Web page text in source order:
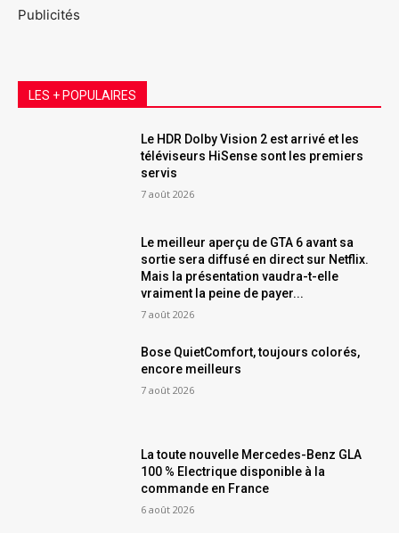
Publicités
LES + POPULAIRES
Le HDR Dolby Vision 2 est arrivé et les
téléviseurs HiSense sont les premiers
servis
7 août 2026
Le meilleur aperçu de GTA 6 avant sa
sortie sera diffusé en direct sur Netflix.
Mais la présentation vaudra-t-elle
vraiment la peine de payer...
7 août 2026
Bose QuietComfort, toujours colorés,
encore meilleurs
7 août 2026
La toute nouvelle Mercedes-Benz GLA
100 % Electrique disponible à la
commande en France
6 août 2026